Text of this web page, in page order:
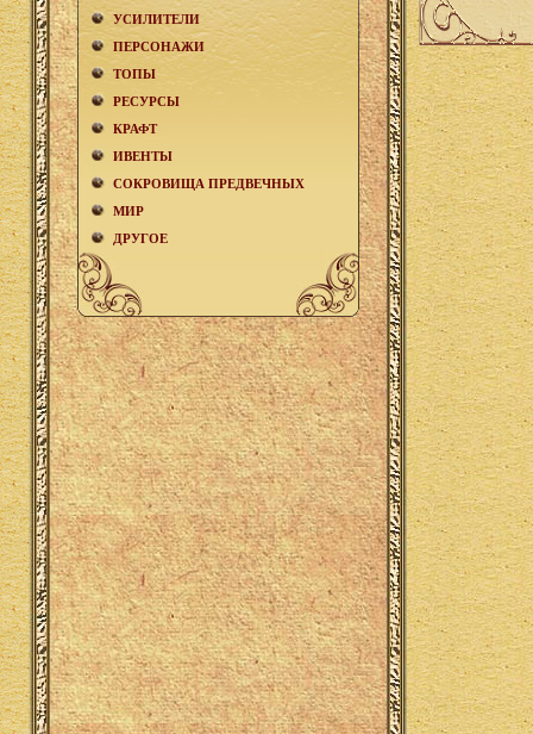
УСИЛИТЕЛИ
ПЕРСОНАЖИ
ТОПЫ
РЕСУРСЫ
КРАФТ
ИВЕНТЫ
СОКРОВИЩА ПРЕДВЕЧНЫХ
МИР
ДРУГОЕ